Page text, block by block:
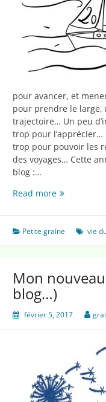
pour avancer, et
pour prendre le large,
trajectoire… Un peu
trop pour l’apprécier…
trop pour pouvoir les
des voyages… Cette
blog :…
Read moreBonne
Petite graine vie
Mon
blog…)
février 5, 2017